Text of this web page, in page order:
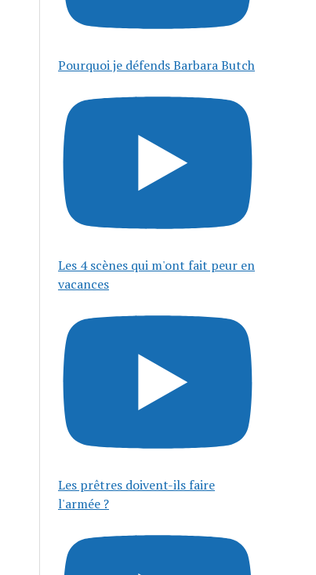
Pourquoi je défends Barbara Butch
Les 4 scènes qui m'ont fait peur en
vacances
Les prêtres doivent-ils faire
l'armée ?